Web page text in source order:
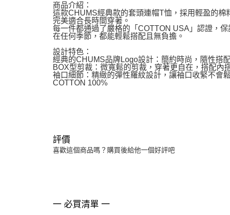
商品介紹：
這款CHUMS經典款的套頭連帽T恤，採用輕盈的棉
完美適合長時間穿著。
每一件都通過了嚴格的「COTTON USA」認證，
在任何季節，都能輕鬆搭配且無負擔。
設計特色：
經典的CHUMS品牌Logo設計：簡約時尚，隨性搭
BOX型剪裁：微寬鬆的剪裁，穿著更自在，搭配內
袖口細節：精緻的彈性羅紋設計，讓袖口收緊不會
COTTON 100%
評價
喜歡這個商品嗎？購買後給他一個好評吧
一 必買清單 一